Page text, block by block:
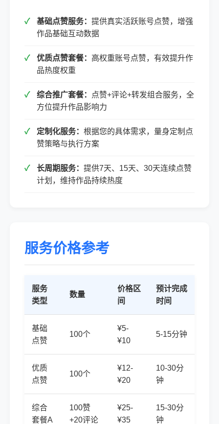
基础点赞服务： 提供真实活跃账号点赞，增强
作品基础互动数据
优质点赞套餐： 高权重账号点赞，有效提升作
品热度权重
综合推广套餐：
点赞+评论+转发组合服务，全
方位提升作品影响力
定制化服务： 根据您的具体需求，量身定制点
赞策略与执行方案
长周期服务： 提供7天、15天、30天连续点赞
计划，维持作品持续热度
服务价格参考
服务
类型
数量
价格区
间
预计完成
时间
基础
点赞
100个
¥5-
¥10
5-15分钟
优质
点赞
100个
¥12-
¥20
10-30分
钟
综合
套餐A
100赞
+20评论
¥25-
¥35
15-30分
钟